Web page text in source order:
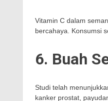
Vitamin C dalam
bercahaya. Konsumsi
6. Buah
Studi telah
kanker prostat,